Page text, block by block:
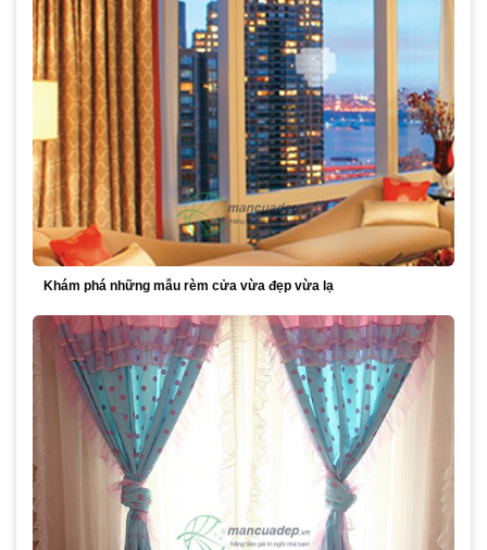
Khám phá những mẫu rèm cửa vừa đẹp vừa lạ